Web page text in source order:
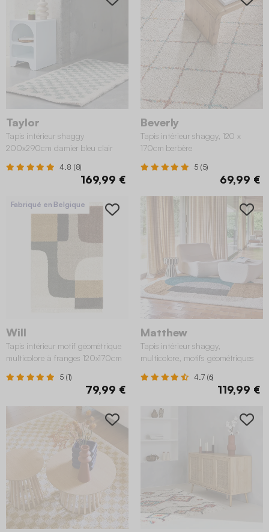
Taylor
Tapis intérieur shaggy
200x290cm damier bleu clair
4.8 (8)
169,99 €
Beverly
Tapis intérieur shaggy, 120 x
170cm berbère
5 (5)
69,99 €
Fabriqué en Belgique
Will
Tapis intérieur motif géométrique
multicolore à franges 120x170cm
5 (1)
79,99 €
Matthew
Tapis intérieur shaggy,
multicolore, motifs géométriques
4.7 (6)
119,99 €